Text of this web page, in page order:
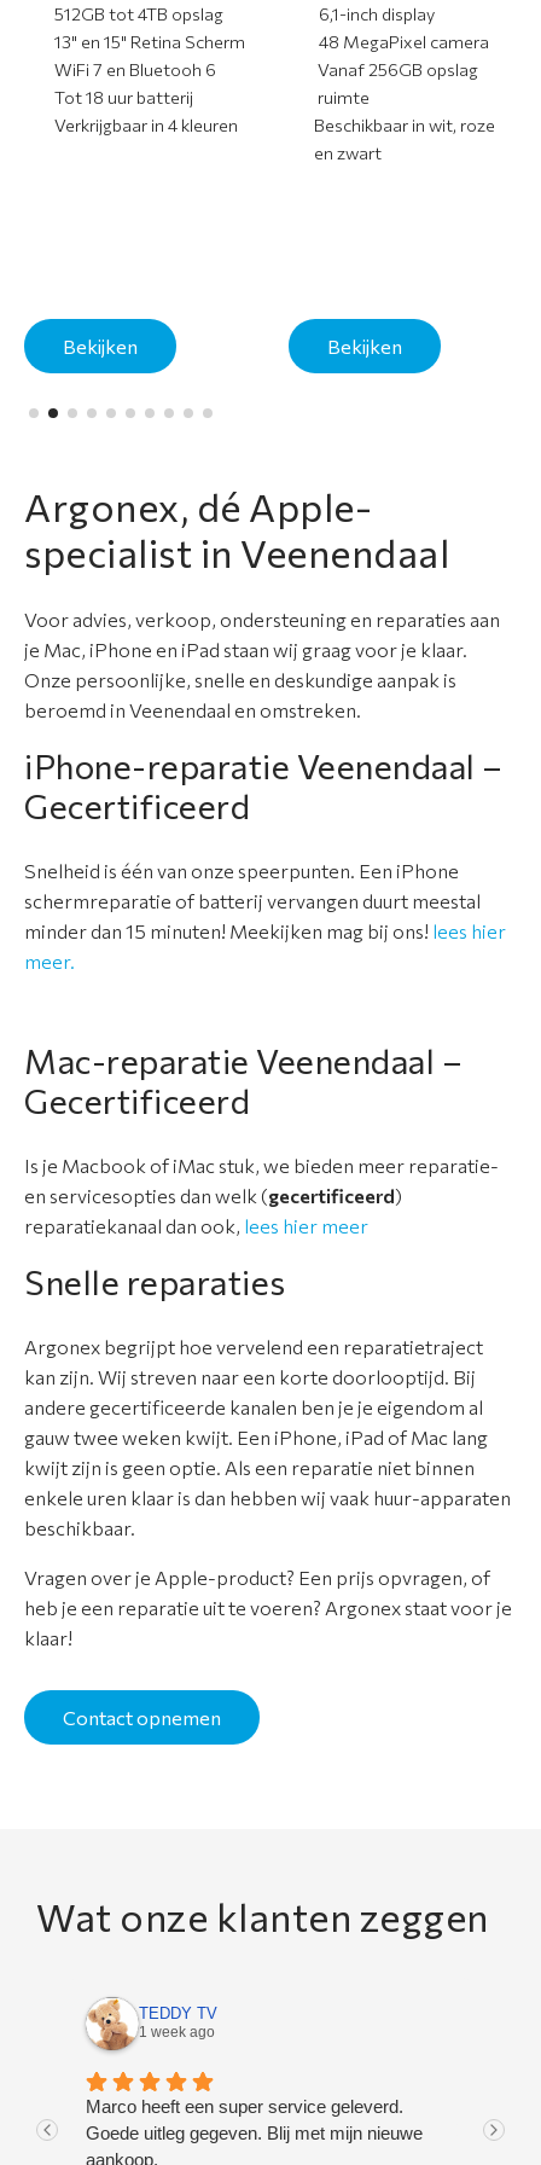
512GB tot 4TB opslag
13" en 15" Retina Scherm
WiFi 7 en Bluetooh 6
Tot 18 uur batterij
Verkrijgbaar in 4 kleuren
Bekijken
6,1-inch display
48 MegaPixel camera
Vanaf 256GB opslag
ruimte
Beschikbaar in wit, roze
en zwart
Bekijken
Argonex, dé Apple-
specialist in Veenendaal
Voor advies, verkoop, ondersteuning en reparaties aan
je Mac, iPhone en iPad staan wij graag voor je klaar.
Onze persoonlijke, snelle en deskundige aanpak is
beroemd in Veenendaal en omstreken.
iPhone-reparatie Veenendaal –
Gecertificeerd
Snelheid is één van onze speerpunten. Een iPhone
schermreparatie of batterij vervangen duurt meestal
minder dan 15 minuten! Meekijken mag bij ons! lees hier
meer.
Mac-reparatie Veenendaal –
Gecertificeerd
Is je Macbook of iMac stuk, we bieden meer reparatie-
en servicesopties dan welk (gecertificeerd)
reparatiekanaal dan ook, lees hier meer
Snelle reparaties
Argonex begrijpt hoe vervelend een reparatietraject
kan zijn. Wij streven naar een korte doorlooptijd. Bij
andere gecertificeerde kanalen ben je je eigendom al
gauw twee weken kwijt. Een iPhone, iPad of Mac lang
kwijt zijn is geen optie. Als een reparatie niet binnen
enkele uren klaar is dan hebben wij vaak huur-apparaten
beschikbaar.
Vragen over je Apple-product? Een prijs opvragen, of
heb je een reparatie uit te voeren? Argonex staat voor je
klaar!
Contact opnemen
Wat onze klanten zeggen
TEDDY TV
1 week ago
Marco heeft een super service geleverd.
Goede uitleg gegeven. Blij met mijn nieuwe
aankoop.